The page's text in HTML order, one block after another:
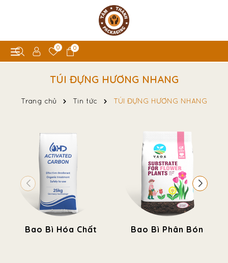
0 0
TÚI ĐỰNG HƯƠNG NHANG
Trang chủ Tin tức TÚI ĐỰNG HƯƠNG NHANG
Bao Bì Hóa Chất Bao Bì Phân Bón